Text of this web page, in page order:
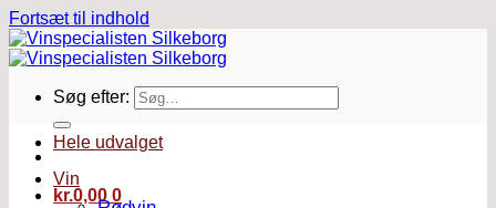
Fortsæt til indhold
Søg efter:
kr.0,00 0
Hele udvalget
Vin